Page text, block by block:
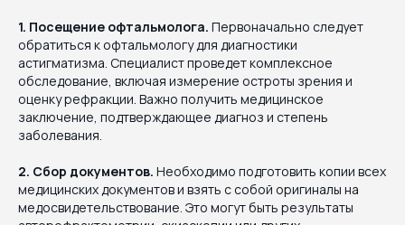
1. Посещение офтальмолога. Первоначально следует
обратиться к офтальмологу для диагностики
астигматизма. Специалист проведет комплексное
обследование, включая измерение остроты зрения и
оценку рефракции. Важно получить медицинское
заключение, подтверждающее диагноз и степень
заболевания.
2. Сбор документов. Необходимо подготовить копии всех
медицинских документов и взять с собой оригиналы на
медосвидетельствование. Это могут быть результаты